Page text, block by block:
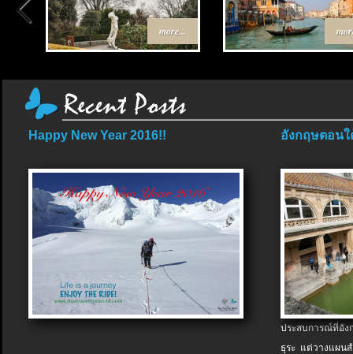
more...
Happy New Year 2016!! อังกฤษตอนใ
ประสบการณ์ที่อัง
ธุระ แต่วางแผน